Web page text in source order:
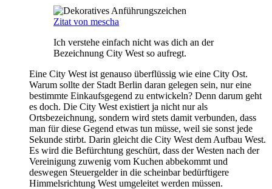
Zitat von mescha
Ich verstehe einfach nicht was dich an der
Bezeichnung City West so aufregt.
Eine City West ist genauso überflüssig wie eine City Ost.
Warum sollte der Stadt Berlin daran gelegen sein, nur eine
bestimmte Einkaufsgegend zu entwickeln? Denn darum geht
es doch. Die City West existiert ja nicht nur als
Ortsbezeichnung, sondern wird stets damit verbunden, dass
man für diese Gegend etwas tun müsse, weil sie sonst jede
Sekunde stirbt. Darin gleicht die City West dem Aufbau West.
Es wird die Befürchtung geschürt, dass der Westen nach der
Vereinigung zuwenig vom Kuchen abbekommt und
deswegen Steuergelder in die scheinbar bedürftigere
Himmelsrichtung West umgeleitet werden müssen.